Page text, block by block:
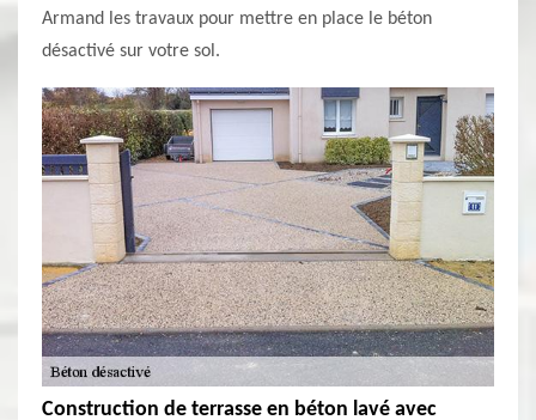
Armand les travaux pour mettre en place le béton
désactivé sur votre sol.
Construction de terrasse en béton lavé avec